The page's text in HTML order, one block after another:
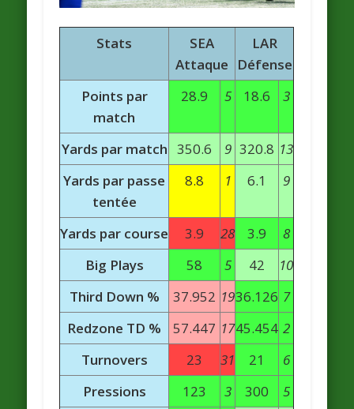
Stats
SEA
Attaque
LAR
Défense
Points par
match
28.9 5 18.6 3
Yards par match 350.6 9 320.8 13
Yards par passe
tentée
8.8 1 6.1 9
Yards par course 3.9 28 3.9
8
Big Plays
58 5 42
10
Third Down %
37.952 1936.126 7
Redzone TD %
57.447 1745.454 2
Turnovers
23 31 21
6
Pressions
123 3 300
5